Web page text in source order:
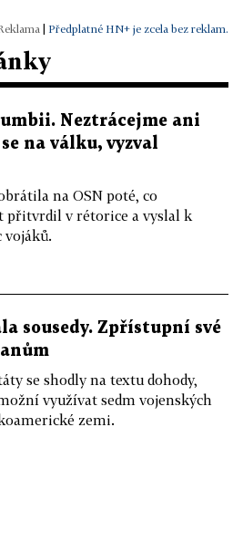
Předplatné HN+ je zcela bez reklam.
Neztrácejme ani
na válku, vyzval
na OSN poté, co
přitvrdil v rétorice a vyslal k
sousedy. Zpřístupní své
se shodly na textu dohody,
využívat sedm vojenských
zemi.